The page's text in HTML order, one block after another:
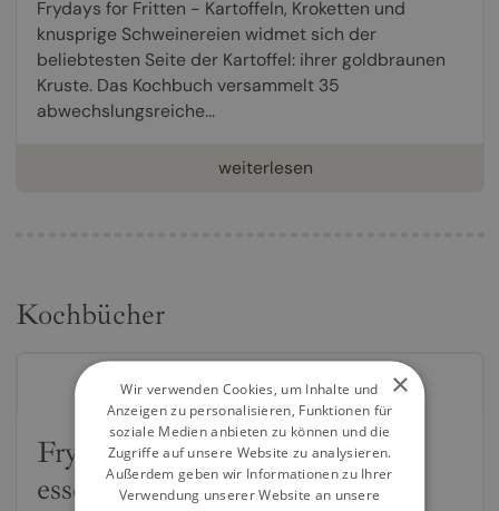
Frydays for Fritten - Kartoffeln, Kroketten und
knusprige Schweinereien widmet sich der
beliebtesten Seite der Kartoffel: ihrer goldbraunen
Kruste. Das Kochbuch versammelt 35
abwechslungsreiche...
weiterlesen
Kochbücher
Frydays for Fools - Vernünftig
essen können wir morgen
×
Wir verwenden Cookies, um Inhalte und
Anzeigen zu personalisieren, Funktionen für
soziale Medien anbieten zu können und die
Zugriffe auf unsere Website zu analysieren.
Außerdem geben wir Informationen zu Ihrer
Verwendung unserer Website an unsere